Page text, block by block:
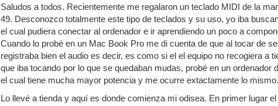
Saludos a todos. Recientemente me regalaron un teclado MIDI de la
49. Desconozco totalmente este tipo de teclados y su uso, yo iba
el cual pudiera conectar al ordenador e ir aprendiendo un poco a
Cuando lo probé en un Mac Book Pro me di cuenta de que al tocar de
registraba bien el audio es decir, es como si el el equipo no recogiera a
que iba tocando por lo que se quedaban mudas, probé en un ordenador
el cual tiene mucha mayor potencia y me ocurre extactamente lo mismo.
Lo llevé a tienda y aquí es donde comienza mi odisea. En primer lugar